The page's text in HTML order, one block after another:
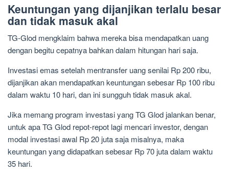
Keuntungan yang dijanjikan terlalu besar
dan tidak masuk akal
TG-Glod mengklaim bahwa mereka bisa mendapatkan uang
dengan begitu cepatnya bahkan dalam hitungan hari saja.
Investasi emas setelah mentransfer uang senilai Rp 200 ribu,
dijanjikan akan mendapatkan keuntungan sebesar Rp 100 ribu
dalam waktu 10 hari, dan ini sungguh tidak masuk akal.
Jika memang program investasi yang TG Glod jalankan benar,
untuk apa TG Glod repot-repot lagi mencari investor, dengan
modal investasi awal Rp 20 juta saja misalnya, maka
keuntungan yang didapatkan sebesar Rp 70 juta dalam waktu
35 hari.